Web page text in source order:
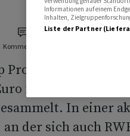
Kommentare
Proxima Fusion hat
für den Bau eines
In einer
der sich auch
Informationen auf einem
Inhalten,
Liste der Partner